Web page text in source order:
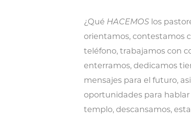
¿Qué HACEMOS los
orientamos, contestamos
teléfono, trabajamos con
enterramos, dedicamos
mensajes para el futuro,
oportunidades para
templo, descansamos,